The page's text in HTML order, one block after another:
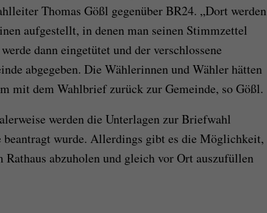
Thomas Gößl gegenüber BR24. „Dort werden
aufgestellt, in denen man seinen Stimmzettel
dann eingetütet und der verschlossene
abgegeben. Die Wählerinnen und Wähler hätten
mit dem Wahlbrief zurück zur Gemeinde, so Gößl.
werden die Unterlagen zur Briefwahl
beantragt wurde. Allerdings gibt es die Möglichkeit,
abzuholen und gleich vor Ort auszufüllen